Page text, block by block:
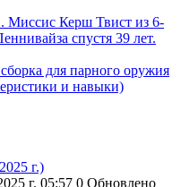
Миссис Керш Твист из 6-
спустя 39 лет.
для парного оружия
и навыки)
г.)
г. 05:57 0 Обновлено